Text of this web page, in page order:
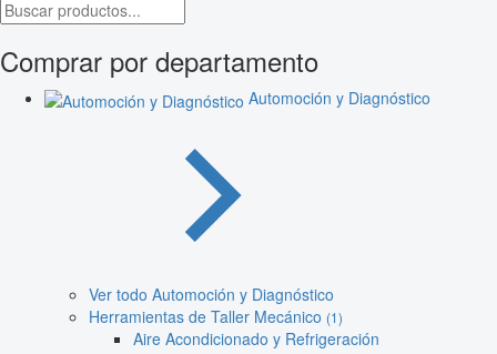
Comprar por departamento
Automoción y Diagnóstico
Ver todo Automoción y Diagnóstico
Herramientas de Taller Mecánico (1)
Aire Acondicionado y Refrigeración